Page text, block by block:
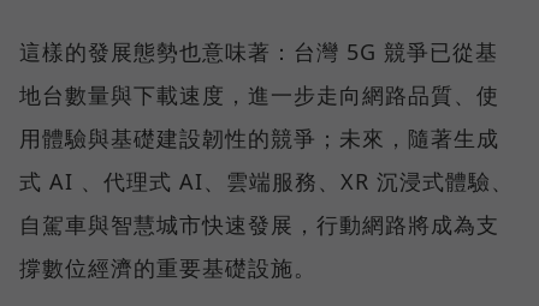
這樣的發展態勢也意味著：台灣 5G 競爭已從基
地台數量與下載速度，進一步走向網路品質、使
用體驗與基礎建設韌性的競爭；未來，隨著生成
式 AI 、代理式 AI、雲端服務、XR 沉浸式體驗、
自駕車與智慧城市快速發展，行動網路將成為支
撐數位經濟的重要基礎設施。